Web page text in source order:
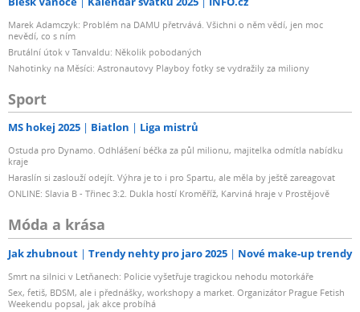
Marek Adamczyk: Problém na DAMU přetrvává. Všichni o něm vědí, jen moc
nevědí, co s ním
Brutální útok v Tanvaldu: Několik pobodaných
Nahotinky na Měsíci: Astronautovy Playboy fotky se vydražily za miliony
Sport
MS hokej 2025 Biatlon Liga mistrů
Ostuda pro Dynamo. Odhlášení béčka za půl milionu, majitelka odmítla nabídku
kraje
Haraslín si zaslouží odejít. Výhra je to i pro Spartu, ale měla by ještě zareagovat
ONLINE: Slavia B - Třinec 3:2. Dukla hostí Kroměříž, Karviná hraje v Prostějově
Móda a krása
Jak zhubnout Trendy nehty pro jaro 2025 Nové make-up trendy
Smrt na silnici v Letňanech: Policie vyšetřuje tragickou nehodu motorkáře
Sex, fetiš, BDSM, ale i přednášky, workshopy a market. Organizátor Prague Fetish
Weekendu popsal, jak akce probíhá